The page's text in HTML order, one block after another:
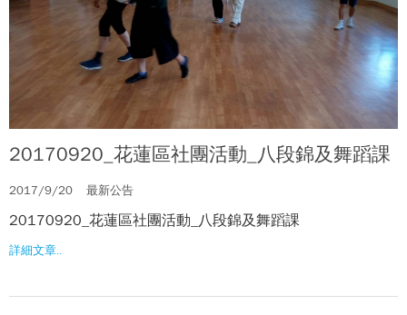
20170920_花蓮區社團活動_八段錦及舞蹈課
2017/9/20 最新公告
20170920_花蓮區社團活動_八段錦及舞蹈課
詳細文章..